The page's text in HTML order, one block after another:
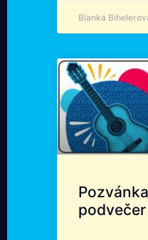
Blanka
podvečer